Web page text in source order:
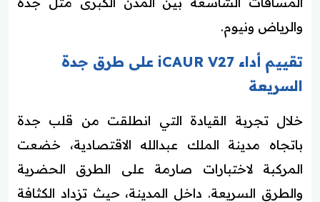
والرياض ونيوم.
تقييم أداء iCAUR V27 على طرق جدة
السريعة
خلال تجربة القيادة التي انطلقت من قلب جدة
باتجاه مدينة الملك عبدالله الاقتصادية، خضعت
المركبة لاختبارات صارمة على الطرق الحضرية
والطرق السريعة. داخل المدينة، حيث تزداد الكثافة